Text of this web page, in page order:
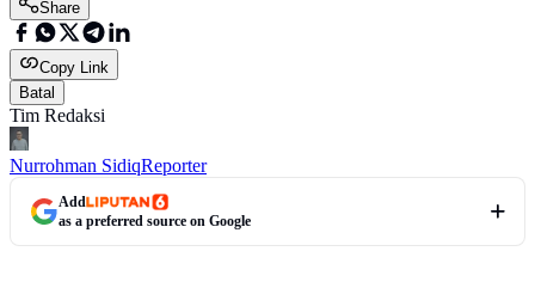
Share
Copy Link
Batal
Tim Redaksi
Nurrohman SidiqReporter
Add
as a preferred source on Google